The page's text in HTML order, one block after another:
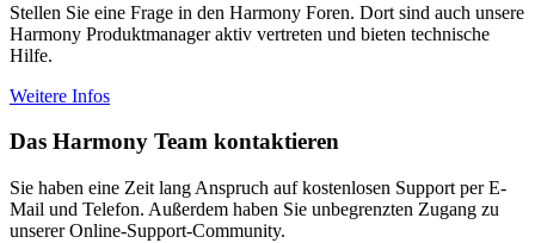
Stellen Sie eine Frage in den Harmony Foren. Dort sind auch unsere
Harmony Produktmanager aktiv vertreten und bieten technische
Hilfe.
Weitere Infos
Das Harmony Team kontaktieren
Sie haben eine Zeit lang Anspruch auf kostenlosen Support per E-
Mail und Telefon. Außerdem haben Sie unbegrenzten Zugang zu
unserer Online-Support-Community.